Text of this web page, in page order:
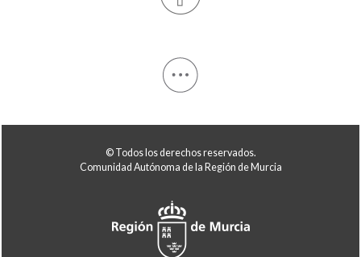
© Todos los derechos reservados.
Comunidad Autónoma de la Región de Murcia